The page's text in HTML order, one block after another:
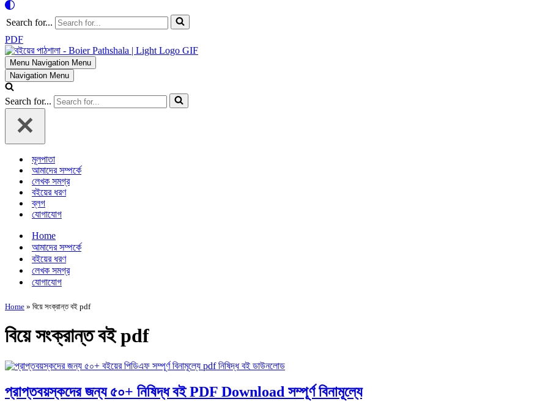
Search for...
PDF
Menu Navigation Menu
Navigation Menu
Search for...
মূলপাতা
আমাদের সম্পর্কে
লেখক সমগ্র
বইয়ের ধরণ
ব্লগ
যোগাযোগ
Home
আমাদের সম্পর্কে
বইয়ের ধরণ
লেখক সমগ্র
যোগাযোগ
Home » বিয়ে সংক্রান্ত বই pdf
বিয়ে সংক্রান্ত বই pdf
প্রাপ্তবয়স্কদের জন্য ৫০+ নিষিদ্ধ বই PDF Download সম্পূর্ণ বিনামূল্যে